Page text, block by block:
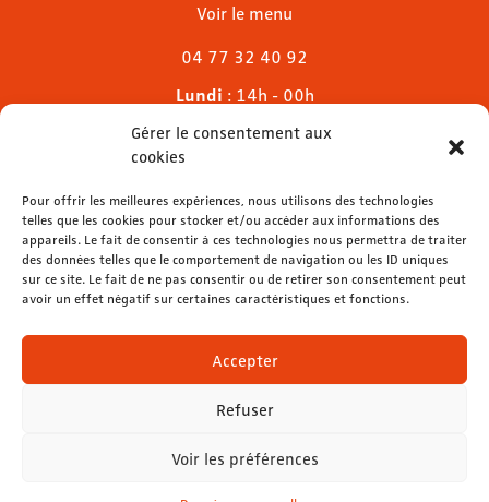
Gérer le consentement aux
cookies
Pour offrir les meilleures expériences, nous utilisons des technologies
telles que les cookies pour stocker et/ou accéder aux informations des
appareils. Le fait de consentir à ces technologies nous permettra de traiter
des données telles que le comportement de navigation ou les ID uniques
sur ce site. Le fait de ne pas consentir ou de retirer son consentement peut
avoir un effet négatif sur certaines caractéristiques et fonctions.
Accepter
Refuser
Voir les préférences
Voir le menu
04 77 32 40 92
Lundi : 14h - 00h
Mardi & mercredi
Jeudi
Dimanche: 11h - 00h
04 77 32 32 01